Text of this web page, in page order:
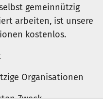
gemeinnützig
arbeiten, ist unsere
kostenlos.
Organisationen